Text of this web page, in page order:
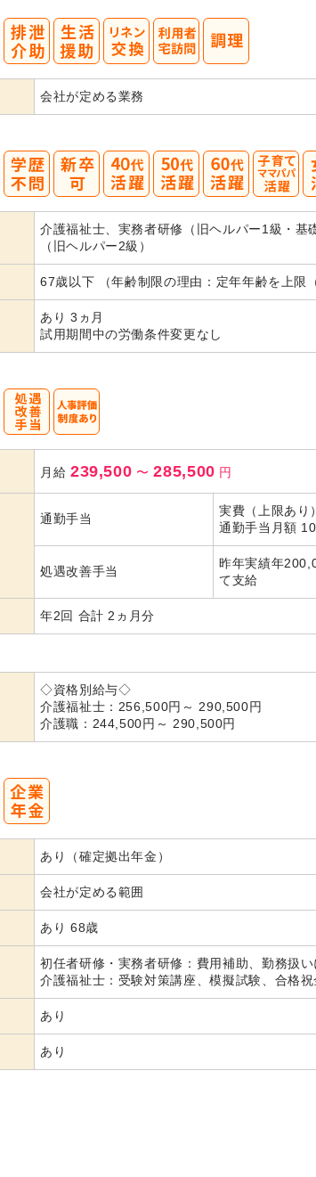
会社が定める業務
介護福祉士、実務者研修（旧ヘルパー1級・基
（旧ヘルパー2級）
67歳以下 （年齢制限の理由：定年年齢を上限
あり 3ヵ月
試用期間中の労働条件変更なし
月給 239,500 〜 285,500 円
通勤手当
実費（上限あり）
通勤手当月額
処遇改善手当
昨年実績年
て支給
年2回 合計 2ヵ月分
◇資格別給与◇
介護福祉士：256,500円～ 290,500円
介護職：244,500円～ 290,500円
あり（確定拠出年金）
会社が定める範囲
あり 68歳
初任者研修・実務者研修：費用補助、勤務扱
介護福祉士：受験対策講座、模擬試験、合格
あり
あり